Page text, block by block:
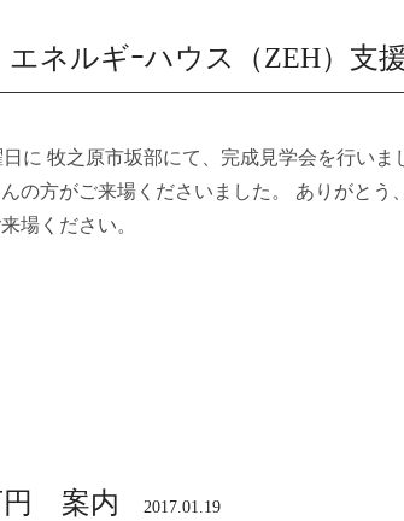
ネルギｰハウス（ZEH）支
に 牧之原市坂部にて、完成見学会を行い
の方がご来場くださいました。 ありがと
場ください。
円 案内 2017.01.19